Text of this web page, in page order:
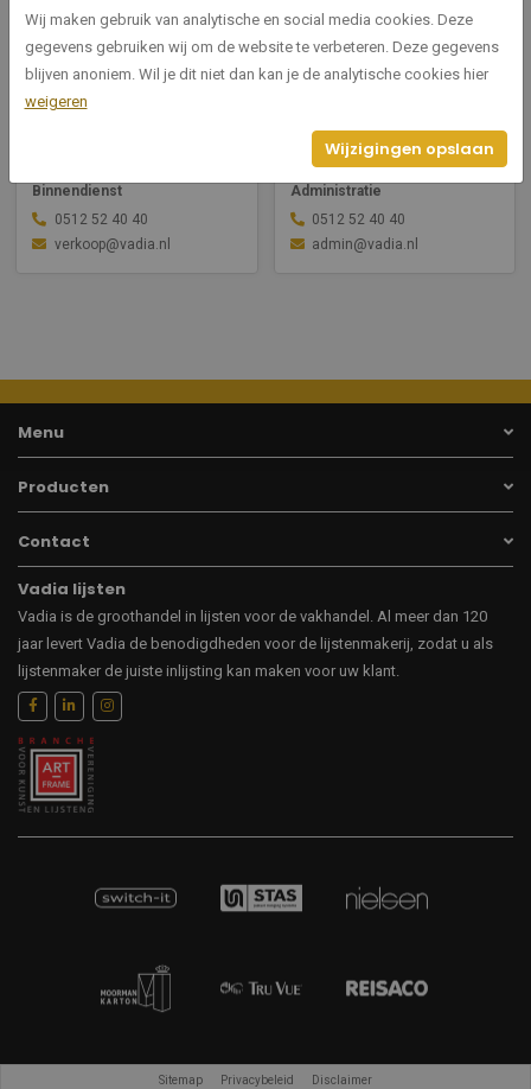
Binnendienst
0512 52 40 40
verkoop@vadia.nl
Mirjam Lutterman
Administratie
0512 52 40 40
admin@vadia.nl
Menu
Producten
Contact
Vadia lijsten
Vadia is de groothandel in lijsten voor de vakhandel. Al meer dan 120
jaar levert Vadia de benodigdheden voor de lijstenmakerij, zodat u als
lijstenmaker de juiste inlijsting kan maken voor uw klant.
Sitemap Privacybeleid Disclaimer
Wij maken gebruik van analytische en social media cookies. Deze
gegevens gebruiken wij om de website te verbeteren. Deze gegevens
blijven anoniem. Wil je dit niet dan kan je de analytische cookies hier
weigeren
Wijzigingen opslaan